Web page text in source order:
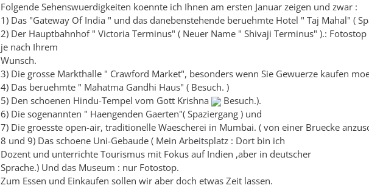
Folgende Sehenswuerdigkeiten koennte ich Ihnen am ersten Januar zeigen und zwar :
1) Das "Gateway Of India " und das danebenstehende beruehmte Hotel " Taj Mahal" (
2) Der Hauptbahnhof " Victoria Terminus" ( Neuer Name " Shivaji Terminus" ).:
je nach Ihrem
Wunsch.
3) Die grosse Markthalle " Crawford Market", besonders wenn Sie Gewuerze kaufen
4) Das beruehmte " Mahatma Gandhi Haus" ( Besuch. )
5) Den schoenen Hindu-Tempel vom Gott Krishna
Besuch.).
6) Die sogenannten " Haengenden Gaerten"( Spaziergang ) und
7) Die groesste open-air, traditionelle Waescherei in Mumbai. ( von einer Bruecke
8 und 9) Das schoene Uni-Gebaude ( Mein Arbeitsplatz : Dort bin ich
Dozent und unterrichte Tourismus mit Fokus auf Indien ,aber in deutscher
Sprache.) Und das Museum : nur Fotostop.
Zum Essen und Einkaufen sollen wir aber doch etwas Zeit lassen.